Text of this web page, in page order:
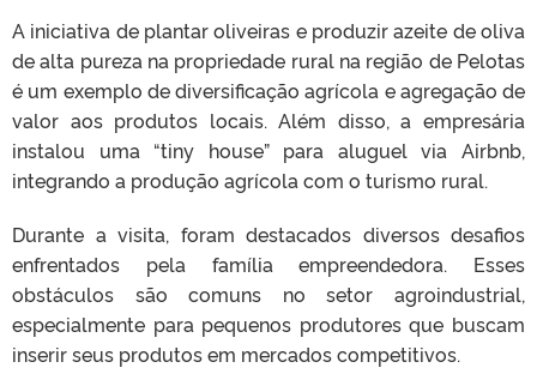
A iniciativa de plantar oliveiras e produzir azeite de oliva
de alta pureza na propriedade rural na região de Pelotas
é um exemplo de diversificação agrícola e agregação de
valor aos produtos locais. Além disso, a empresária
instalou uma “tiny house” para aluguel via Airbnb,
integrando a produção agrícola com o turismo rural.
Durante a visita, foram destacados diversos desafios
enfrentados pela família empreendedora. Esses
obstáculos são comuns no setor agroindustrial,
especialmente para pequenos produtores que buscam
inserir seus produtos em mercados competitivos.